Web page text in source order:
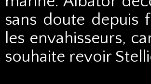
sans doute depuis
les envahisseurs,
souhaite revoir